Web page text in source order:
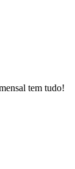
tem tudo!